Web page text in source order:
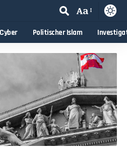
Aa
Politischer Islam